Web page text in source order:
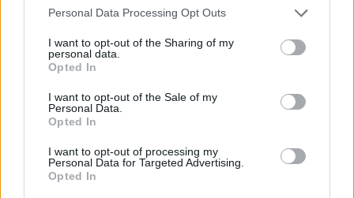
Personal Data Processing Opt Outs
I want to opt-out of the Sharing of my
personal data.
Opted In
I want to opt-out of the Sale of my
Personal Data.
Opted In
I want to opt-out of processing my
Personal Data for Targeted Advertising.
Opted In